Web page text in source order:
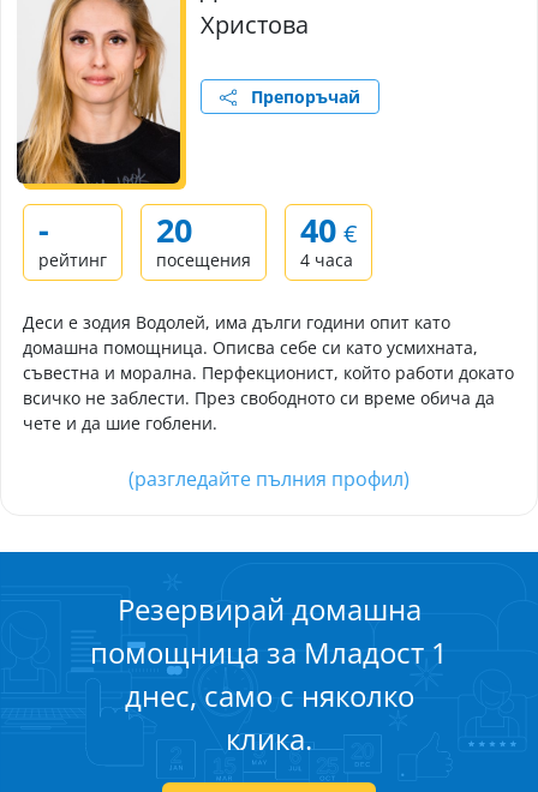
Христова
Препоръчай
-
рейтинг
20
посещения
40 €
4 часа
Деси е зодия Водолей, има дълги години опит като
домашна помощница. Описва себе си като усмихната,
съвестна и морална. Перфекционист, който работи докато
всичко не заблести. През свободното си време обича да
чете и да шие гоблени.
(разгледайте пълния профил)
Резервирай домашна
помощница за Младост 1
днес, само с няколко
клика.